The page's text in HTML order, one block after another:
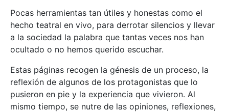
Pocas herramientas tan útiles y honestas como el
hecho teatral en vivo, para derrotar silencios y llevar
a la sociedad la palabra que tantas veces nos han
ocultado o no hemos querido escuchar.
Estas páginas recogen la génesis de un proceso, la
reflexión de algunos de los protagonistas que lo
pusieron en pie y la experiencia que vivieron. Al
mismo tiempo, se nutre de las opiniones, reflexiones,